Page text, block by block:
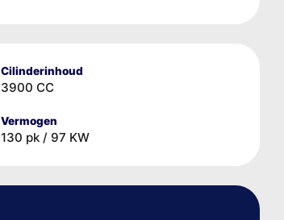
Cilinderinhoud
3900 CC
Vermogen
130 pk / 97 KW